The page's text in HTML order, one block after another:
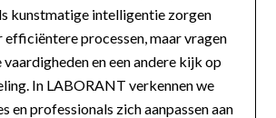
kunstmatige intelligentie zorgen
efficiëntere processen, maar vragen
en een andere kijk op
In LABORANT verkennen we
en professionals zich aanpassen aan